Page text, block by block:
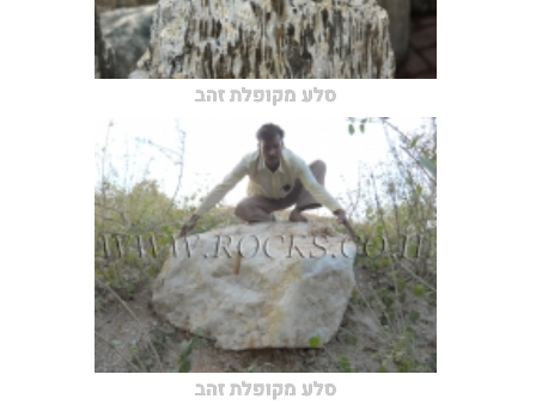
סלע מקופלת זהב
סלע מקופלת זהב